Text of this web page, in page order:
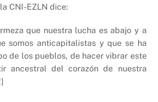
CNI-EZLN dice:
que nuestra lucha es abajo y a
somos anticapitalistas y que se ha
de los pueblos, de hacer vibrar este
ancestral del corazón de nuestra